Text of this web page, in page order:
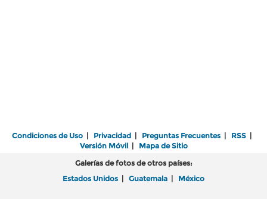
Condiciones de Uso | Privacidad | Preguntas Frecuentes | RSS |
Versión Móvil| Mapa de Sitio
Galerías de fotos de otros países:
Estados Unidos | Guatemala | México